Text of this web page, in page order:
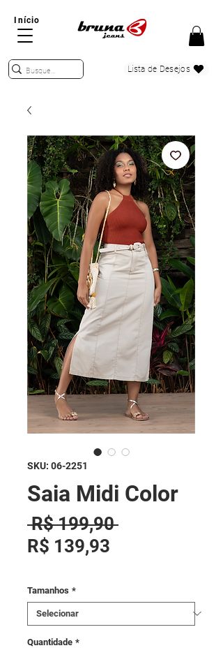
Início
Lista de Desejos
SKU: 06-2251
Saia Midi Color
R$ 199,90 Preço normal
R$ 139,93
Tamanhos *
Quantidade *